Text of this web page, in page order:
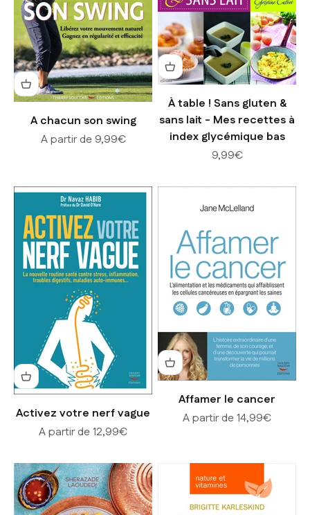
A chacun son swing
Prix de vente
A partir de 9,99€
À table ! Sans gluten &
sans lait - Mes recettes à
index glycémique bas
Prix de vente
9,99€
Activez votre nerf vague
Prix de vente
A partir de 12,99€
Affamer le cancer
Prix de vente
A partir de 14,99€